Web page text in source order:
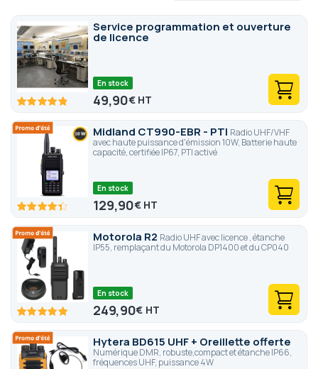
Service programmation et ouverture
de licence
96.6100
En stock
49,90€
Midland CT990-EBR - PTI Radio UHF/VHF
avec haute puissance d'émission 10W, Batterie haute
capacité, certifiée IP67, PTI activé
87.2 100
En stock
129,90€
Motorola R2 Radio UHF avec licence , étanche
IP55, remplaçant du Motorola DP1400 et du CP040
100 100
En stock
249,90€
Hytera BD615 UHF + Oreillette offerte
Numérique DMR, robuste,compact et étanche IP66,
fréquences UHF, puissance 4W